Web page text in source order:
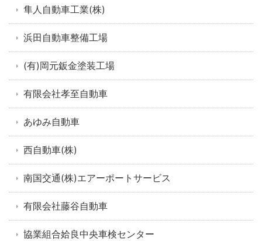
隼人自動車工業(株)
浜田自動車整備工場
(有)岡元鈑金塗装工場
有限会社孝至自動車
あゆみ自動車
西自動車(株)
南国交通(株)エアーポートサービス
有限会社藤谷自動車
協業組合姶良中央車検センター